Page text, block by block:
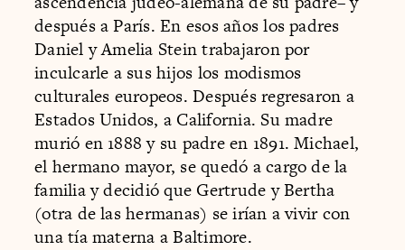
después a París. En esos años los padres
Daniel y Amelia Stein trabajaron por
inculcarle a sus hijos los modismos
culturales europeos. Después regresaron a
Estados Unidos, a California. Su madre
murió en 1888 y su padre en 1891. Michael,
el hermano mayor, se quedó a cargo de la
familia y decidió que Gertrude y Bertha
(otra de las hermanas) se irían a vivir con
una tía materna a Baltimore.